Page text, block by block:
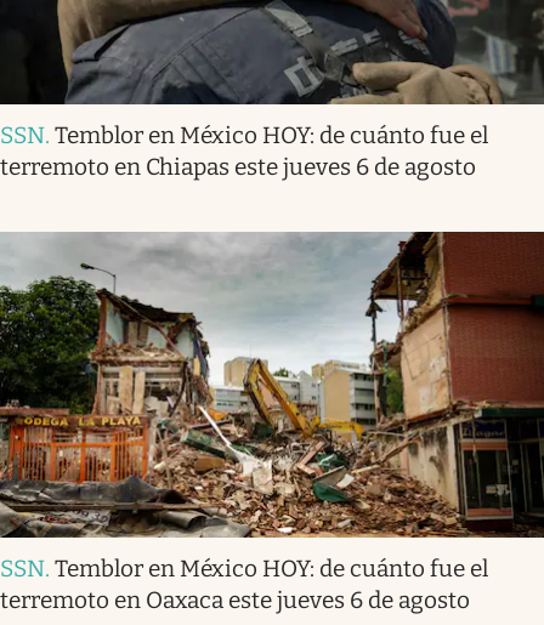
SSN. Temblor en México HOY: de cuánto fue el
terremoto en Chiapas este jueves 6 de agosto
SSN. Temblor en México HOY: de cuánto fue el
terremoto en Oaxaca este jueves 6 de agosto